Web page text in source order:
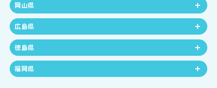
岡山県
広島県
徳島県
福岡県